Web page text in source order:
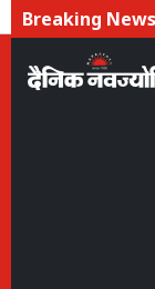
Breaking News